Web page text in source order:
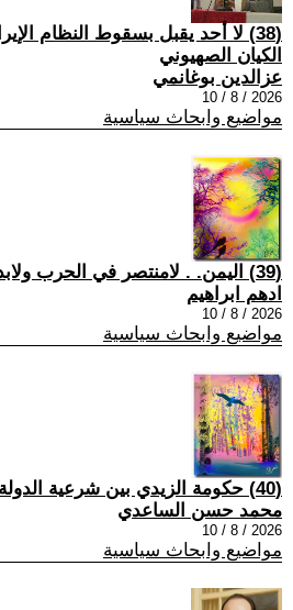
(38) لا أحد يقبل بسقوط النظام
الكيان الصهيوني
عزالدين بوغانمي
2026 / 8 / 10
مواضيع وابحاث سياسية
(39) اليمن. . لامنتصر في الحرب ولابديل عن الحوار
ادهم ابراهيم
2026 / 8 / 10
مواضيع وابحاث سياسية
(40) حكومة الزيدي بين شرعية الدولة وفوضى السلاح
محمد حسن الساعدي
2026 / 8 / 10
مواضيع وابحاث سياسية